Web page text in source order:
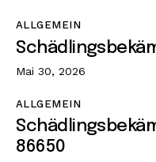
ALLGEMEIN
Mai 30, 2026
ALLGEMEIN
86650